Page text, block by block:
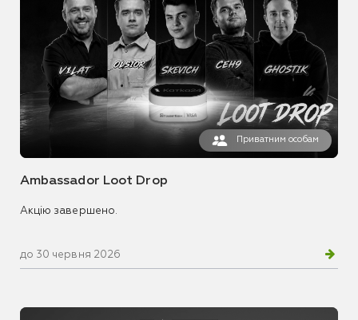
Приватним особам
Ambassador Loot Drop
Акцію завершено.
до 30 червня 2026